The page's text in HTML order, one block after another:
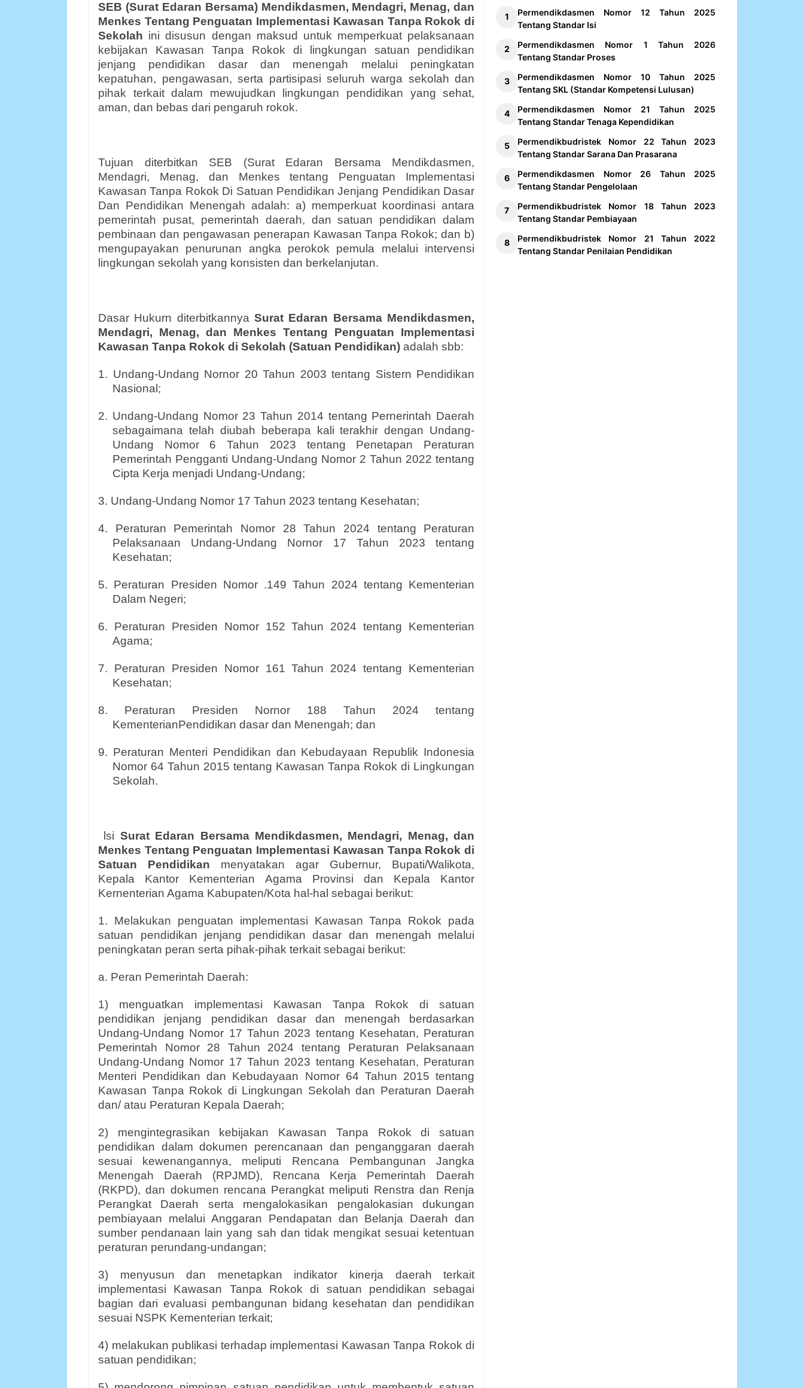
SEB (Surat Edaran Bersama) Mendikdasmen, Mendagri, Menag, dan
Menkes Tentang Penguatan Implementasi Kawasan Tanpa Rokok di
Sekolah ini disusun dengan maksud untuk memperkuat pelaksanaan
kebijakan Kawasan Tanpa Rokok di lingkungan satuan pendidikan
jenjang pendidikan dasar dan menengah melalui peningkatan
kepatuhan, pengawasan, serta partisipasi seluruh warga sekolah dan
pihak terkait dalam mewujudkan lingkungan pendidikan yang sehat,
aman, dan bebas dari pengaruh rokok.
Tujuan diterbitkan SEB (Surat Edaran Bersama Mendikdasmen,
Mendagri, Menag, dan Menkes tentang Penguatan Implementasi
Kawasan Tanpa Rokok Di Satuan Pendidikan Jenjang Pendidikan Dasar
Dan Pendidikan Menengah adalah: a) memperkuat koordinasi antara
pemerintah pusat, pemerintah daerah, dan satuan pendidikan dalam
pembinaan dan pengawasan penerapan Kawasan Tanpa Rokok; dan b)
mengupayakan penurunan angka perokok pemula melalui intervensi
lingkungan sekolah yang konsisten dan berkelanjutan.
Dasar Hukurn diterbitkannyaSurat Edaran Bersama Mendikdasmen,
Mendagri, Menag, dan Menkes Tentang Penguatan Implementasi
Kawasan Tanpa Rokok di Sekolah (Satuan Pendidikan) adalah sbb:
1. Undang-Undang Nornor 20 Tahun 2003 tentang Sistern Pendidikan
Nasional;
2. Undang-Undang Nomor 23 Tahun 2014 tentang Pernerintah Daerah
sebagaimana telah diubah beberapa kali terakhir dengan Undang­
Undang Nomor 6 Tahun 2023 tentang Penetapan Peraturan
Pemerintah Pengganti Undang-Undang Nomor 2 Tahun 2022 tentang
Cipta Kerja menjadi Undang-Undang;
3. Undang-Undang Nomor 17 Tahun 2023 tentang Kesehatan;
4. Peraturan Pemerintah Nomor 28 Tahun 2024 tentang Peraturan
Pelaksanaan Undang-Undang Nornor 17 Tahun 2023 tentang
Kesehatan;
5. Peraturan Presiden Nomor .149 Tahun 2024 tentang Kementerian
Dalam Negeri;
6. Peraturan Presiden Nomor 152 Tahun 2024 tentang Kementerian
Agama;
7. Peraturan Presiden Nomor 161 Tahun 2024 tentang Kementerian
Kesehatan;
8. Peraturan Presiden Nornor 188 Tahun 2024 tentang
KementerianPendidikan dasar dan Menengah; dan
9. Peraturan Menteri Pendidikan dan Kebudayaan Republik Indonesia
Nomor 64 Tahun 2015 tentang Kawasan Tanpa Rokok di Lingkungan
Sekolah.
lsi Surat Edaran Bersama Mendikdasmen, Mendagri, Menag, dan
Menkes Tentang Penguatan Implementasi Kawasan Tanpa Rokok di
Satuan Pendidikan menyatakan agar Gubernur, Bupati/Walikota,
Kepala Kantor Kementerian Agama Provinsi dan Kepala Kantor
Kernenterian Agama Kabupaten/Kota hal-hal sebagai berikut:
1. Melakukan penguatan implementasi Kawasan Tanpa Rokok pada
satuan pendidikan jenjang pendidikan dasar dan menengah melalui
peningkatan peran serta pihak-pihak terkait sebagai berikut:
a. Peran Pemerintah Daerah:
1) menguatkan implementasi Kawasan Tanpa Rokok di satuan
pendidikan jenjang pendidikan dasar dan menengah berdasarkan
Undang-Undang Nomor 17 Tahun 2023 tentang Kesehatan, Peraturan
Pemerintah Nomor 28 Tahun 2024 tentang Peraturan Pelaksanaan
Undang-Undang Nomor 17 Tahun 2023 tentang Kesehatan, Peraturan
Menteri Pendidikan dan Kebudayaan Nomor 64 Tahun 2015 tentang
Kawasan Tanpa Rokok di Lingkungan Sekolah dan Peraturan Daerah
dan/ atau Peraturan Kepala Daerah;
2) mengintegrasikan kebijakan Kawasan Tanpa Rokok di satuan
pendidikan dalam dokumen perencanaan dan penganggaran daerah
sesuai kewenangannya, meliputi Rencana Pembangunan Jangka
Menengah Daerah (RPJMD), Rencana Kerja Pemerintah Daerah
(RKPD), dan dokumen rencana Perangkat meliputi Renstra dan Renja
Perangkat Daerah serta mengalokasikan pengalokasian dukungan
pembiayaan melalui Anggaran Pendapatan dan Belanja Daerah dan
sumber pendanaan lain yang sah dan tidak mengikat sesuai ketentuan
peraturan perundang-undangan;
3) menyusun dan menetapkan indikator kinerja daerah terkait
implementasi Kawasan Tanpa Rokok di satuan pendidikan sebagai
bagian dari evaluasi pembangunan bidang kesehatan dan pendidikan
sesuai NSPK Kementerian terkait;
4) melakukan publikasi terhadap implementasi Kawasan Tanpa Rokok di
satuan pendidikan;
Permendikdasmen Nomor 12 Tahun 2025
Tentang Standar Isi
Permendikdasmen Nomor 1 Tahun 2026
Tentang Standar Proses
Permendikdasmen Nomor 10 Tahun 2025
Tentang SKL (Standar Kompetensi Lulusan)
Permendikdasmen Nomor 21 Tahun 2025
Tentang Standar Tenaga Kependidikan
Permendikbudristek Nomor 22 Tahun 2023
Tentang Standar Sarana Dan Prasarana
Permendikdasmen Nomor 26 Tahun 2025
Tentang Standar Pengelolaan
Permendikbudristek Nomor 18 Tahun 2023
Tentang Standar Pembiayaan
Permendikbudristek Nomor 21 Tahun 2022
Tentang Standar Penilaian Pendidikan